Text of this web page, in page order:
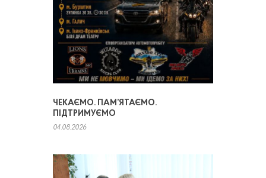
ЧЕКАЄМО. ПАМ’ЯТАЄМО.
ПІДТРИМУЄМО
04.08.2026